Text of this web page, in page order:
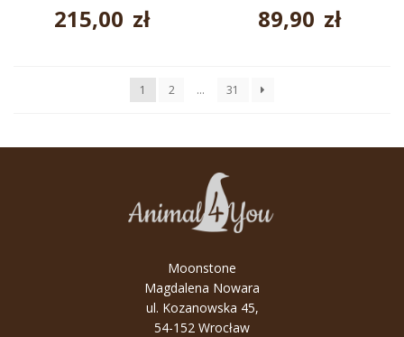
215,00 zł 89,90 zł
1 2 … 31
Moonstone
Magdalena Nowara
ul. Kozanowska 45,
54-152 Wrocław